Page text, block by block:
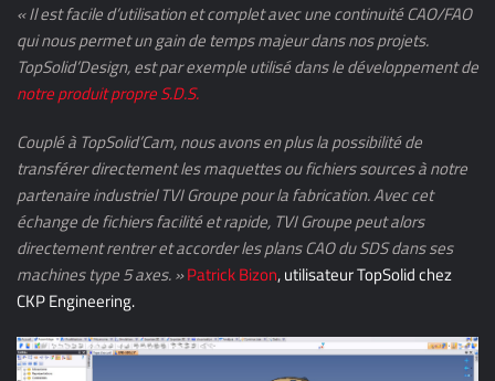
« Il est facile d’utilisation et complet avec une continuité CAO/FAO
qui nous permet un gain de temps majeur dans nos projets.
TopSolid’Design, est par exemple utilisé dans le développement de
notre produit propre S.D.S.
Couplé à TopSolid’Cam, nous avons en plus la possibilité de
transférer directement les maquettes ou fichiers sources à notre
partenaire industriel TVI Groupe pour la fabrication.Avec cet
échange de fichiers facilité et rapide, TVI Groupe peut alors
directement rentrer et accorder les plans CAO du SDS dans ses
machines type 5 axes. »Patrick Bizon, utilisateur TopSolid chez
CKP Engineering.